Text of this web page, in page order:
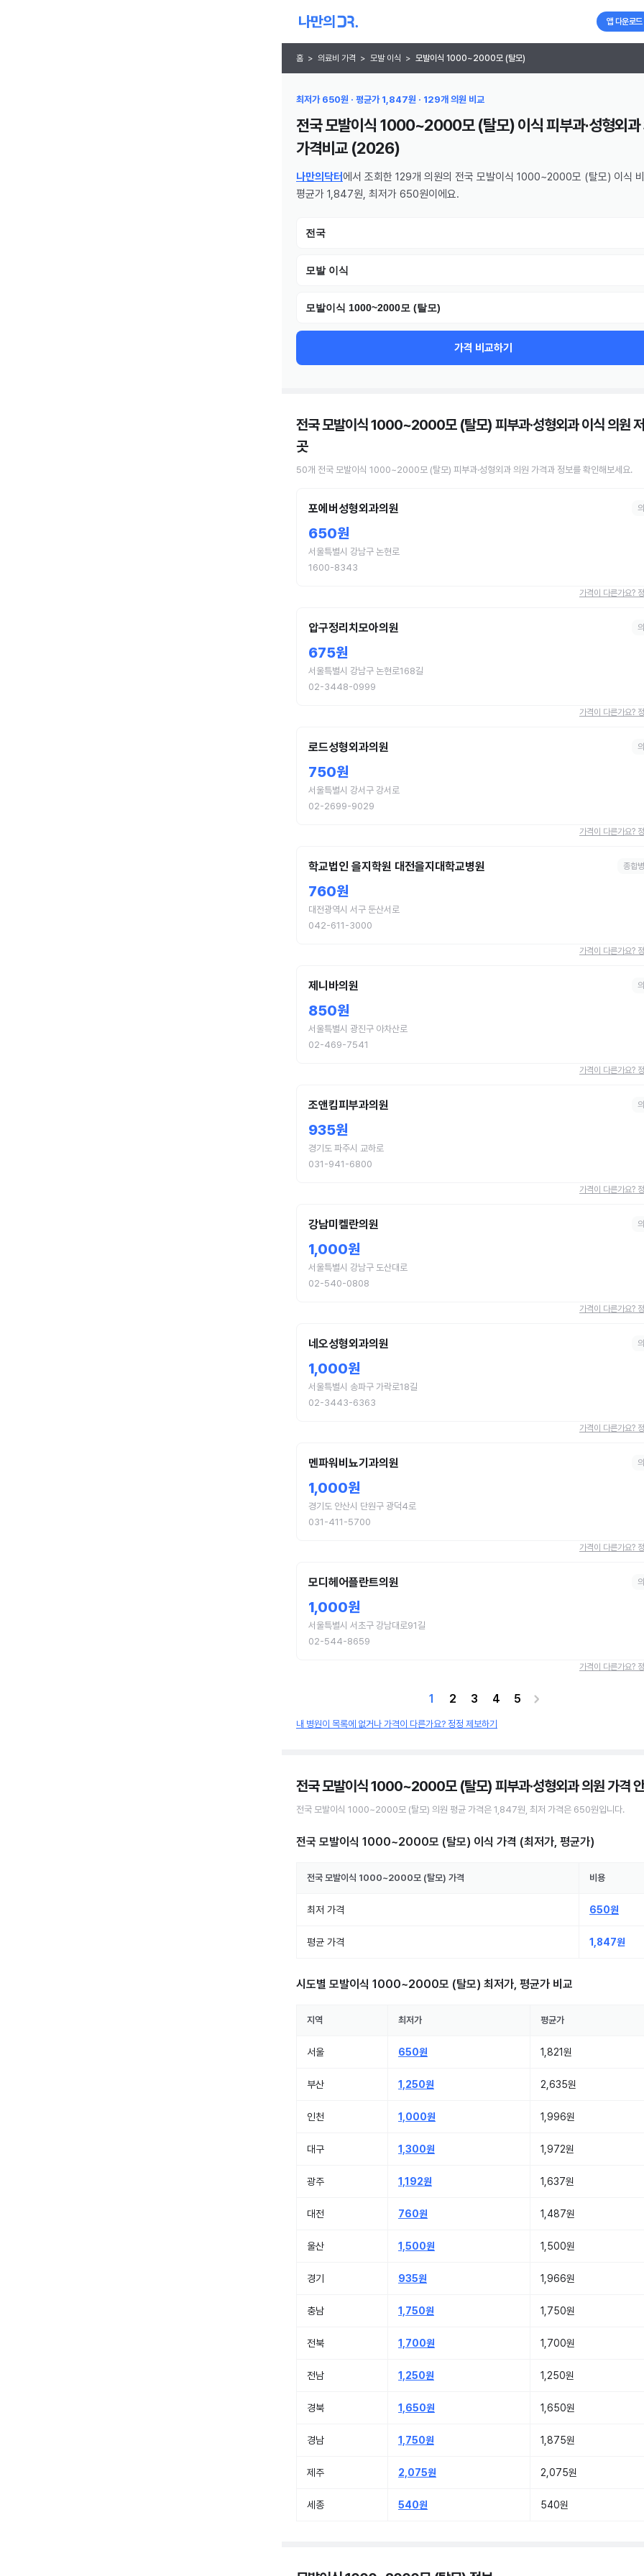
앱 다운로드
홈 > 의료비 가격 > 모발 이식 > 모발이식 1000~2000모 (탈모)
최저가 650원 · 평균가 1,847원 · 129개 의원 비교
전국 모발이식 1000~2000모 (탈모) 이식 피부과·성형외과
가격비교 (2026)
나만의닥터 에서 조회한 129개 의원의 전국 모발이식 1000~2000모 (탈모) 이식
평균가 1,847원, 최저가 650원이에요.
전국
모발 이식
모발이식 1000~2000모 (탈모)
가격 비교하기
전국 모발이식 1000~2000모 (탈모) 피부과·성형외과 이식 의원
곳
50개 전국 모발이식 1000~2000모 (탈모) 피부과·성형외과 의원 가격과 정보를 확인해보세요.
포에버성형외과의원
650원
서울특별시 강남구 논현로
1600-8343
가격이 다른가요?
압구정리치모아의원
675원
서울특별시 강남구 논현로168길
02-3448-0999
가격이 다른가요?
로드성형외과의원
750원
서울특별시 강서구 강서로
02-2699-9029
가격이 다른가요?
학교법인 을지학원 대전을지대학교병원 종합
760원
대전광역시 서구 둔산서로
042-611-3000
가격이 다른가요?
제니바의원
850원
서울특별시 광진구 아차산로
02-469-7541
가격이 다른가요?
조앤킴피부과의원
935원
경기도 파주시 교하로
031-941-6800
가격이 다른가요?
강남미켈란의원
1,000원
서울특별시 강남구 도산대로
02-540-0808
가격이 다른가요?
네오성형외과의원
1,000원
서울특별시 송파구 가락로18길
02-3443-6363
가격이 다른가요?
멘파워비뇨기과의원
1,000원
경기도 안산시 단원구 광덕4로
031-411-5700
가격이 다른가요?
모디헤어플란트의원
1,000원
서울특별시 서초구 강남대로91길
02-544-8659
가격이 다른가요?
1 2 3 4 5
내 병원이 목록에 없거나 가격이 다른가요? 정정 제보하기
전국 모발이식 1000~2000모 (탈모) 피부과·성형외과 의원가격
전국 모발이식 1000~2000모 (탈모) 의원 평균 가격은 1,847원 , 최저 가격은 650원입니다.
전국 모발이식 1000~2000모 (탈모) 이식 가격 (최저가, 평균가)
전국 모발이식 1000~2000모 (탈모) 가격 비용
최저 가격 650원
평균 가격 1,847원
시도별 모발이식 1000~2000모 (탈모) 최저가, 평균가 비교
지역 최저가 평균가
서울 650원 1,821원
부산 1,250원 2,635원
인천 1,000원 1,996원
대구 1,300원 1,972원
광주 1,192원 1,637원
대전 760원 1,487원
울산 1,500원 1,500원
경기 935원 1,966원
충남 1,750원 1,750원
전북 1,700원 1,700원
전남 1,250원 1,250원
경북 1,650원 1,650원
경남 1,750원 1,875원
제주 2,075원 2,075원
세종 540원 540원